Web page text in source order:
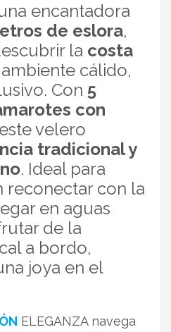
encantadora
de eslora,
la costa
cálido,
Con 5
con
velero
tradicional y
. Ideal para
reconectar con la
en aguas
de la
a bordo,
joya en el
ELEGANZA navega